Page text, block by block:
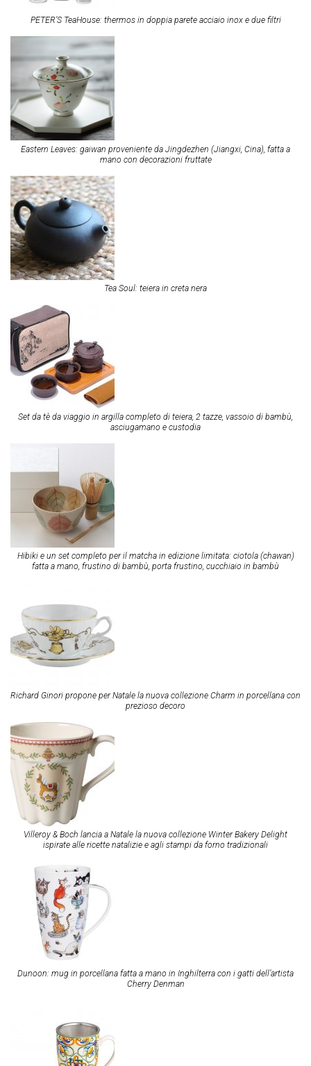
PETER’S TeaHouse: thermos in doppia parete acciaio inox e due filtri
Eastern Leaves: gaiwan proveniente da Jingdezhen (Jiangxi, Cina), fatta a
mano con decorazioni fruttate
Tea Soul: teiera in creta nera
Set da tè da viaggio in argilla completo di teiera, 2 tazze, vassoio di bambù,
asciugamano e custodia
Hibiki e un set completo per il matcha in edizione limitata: ciotola (chawan)
fatta a mano, frustino di bambù, porta frustino, cucchiaio in bambù
Richard Ginori propone per Natale la nuova collezione Charm in porcellana con
prezioso decoro
Villeroy & Boch lancia a Natale la nuova collezione Winter Bakery Delight
ispirate alle ricette natalizie e agli stampi da forno tradizionali
Dunoon: mug in porcellana fatta a mano in Inghilterra con i gatti dell’artista
Cherry Denman